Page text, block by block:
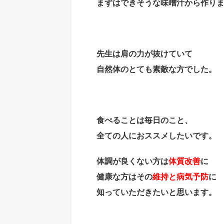
まずはできそうな味噌汁から作り
先生は肩の力が抜けていて
自然体のとても素敵な方でした。
食べることは毎日のこと、
全ての人におススメしたいです。
体調が良くない方は体質改善に
健康な方はその維持と病気予防に
知っていただきたいと思います。